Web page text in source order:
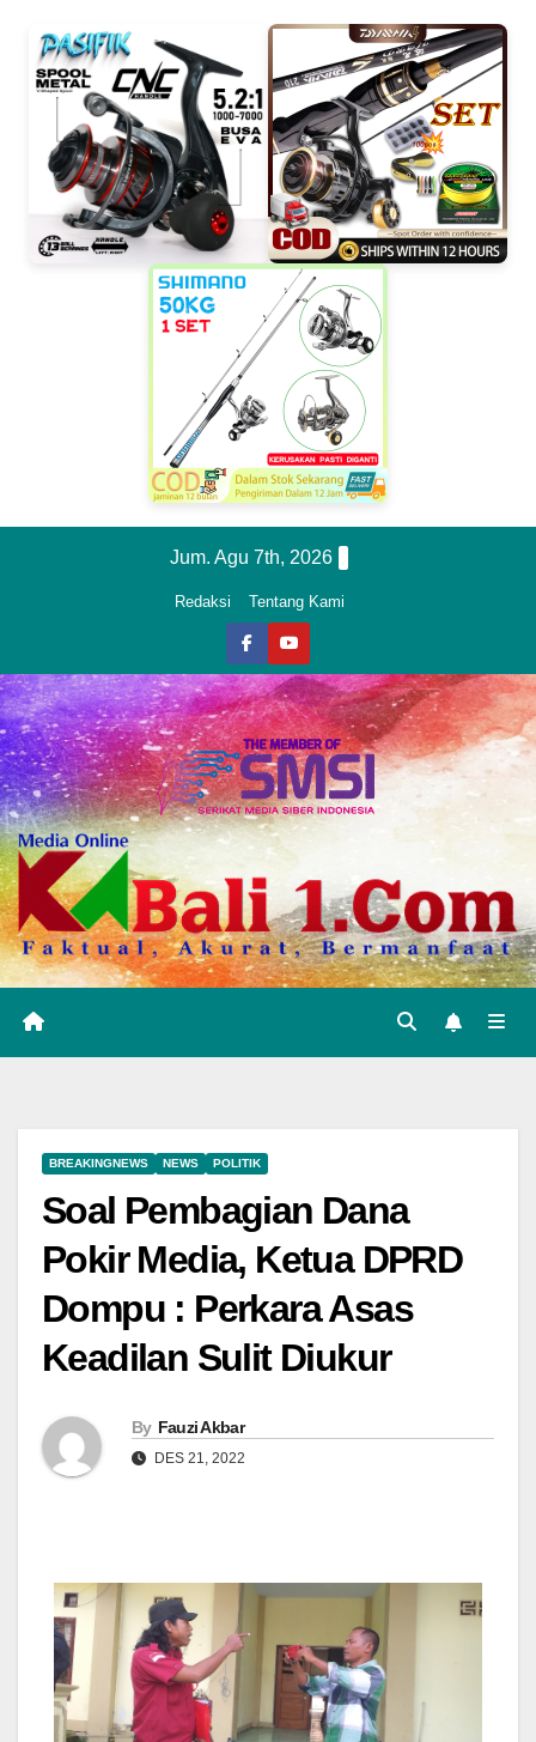
Jum. Agu 7th, 2026
Redaksi Tentang Kami
BREAKINGNEWS NEWS POLITIK
Soal Pembagian Dana
Pokir Media, Ketua DPRD
Dompu : Perkara Asas
Keadilan Sulit Diukur
By Fauzi Akbar
DES 21, 2022